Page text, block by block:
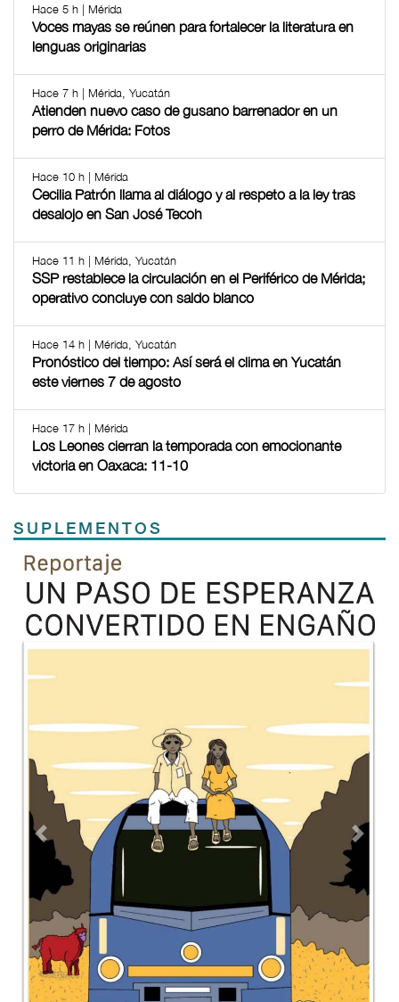
Hace 5 h | Mérida
Voces mayas se reúnen para fortalecer la literatura en
lenguas originarias
Hace 7 h | Mérida, Yucatán
Atienden nuevo caso de gusano barrenador en un
perro de Mérida: Fotos
Hace 10 h | Mérida
Cecilia Patrón llama al diálogo y al respeto a la ley tras
desalojo en San José Tecoh
Hace 11 h | Mérida, Yucatán
SSP restablece la circulación en el Periférico de Mérida;
operativo concluye con saldo blanco
Hace 14 h | Mérida, Yucatán
Pronóstico del tiempo: Así será el clima en Yucatán
este viernes 7 de agosto
Hace 17 h | Mérida
Los Leones cierran la temporada con emocionante
victoria en Oaxaca: 11-10
SUPLEMENTOS
Previous Next